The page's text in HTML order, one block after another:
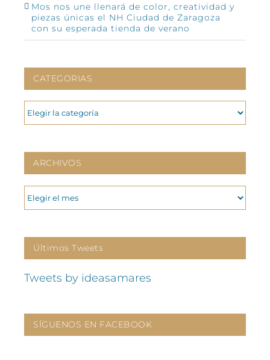
Mos nos une llenará de color, creatividad y
piezas únicas el NH Ciudad de Zaragoza
con su esperada tienda de verano
CATEGORIAS
CATEGORIAS
ARCHIVOS
ARCHIVOS
Últimos Tweets
Tweets by ideasamares
SÍGUENOS EN FACEBOOK